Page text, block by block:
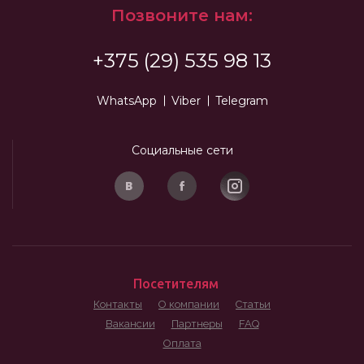
Позвоните нам:
+375 (29) 535 98 13
WhatsApp Viber Telegram
Социальные сети
Посетителям
Контакты О компании
Статьи
Вакансии
Партнеры
FAQ
Оплата